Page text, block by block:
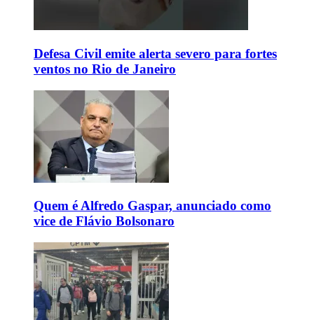
Defesa Civil emite alerta severo para fortes
ventos no Rio de Janeiro
Quem é Alfredo Gaspar, anunciado como
vice de Flávio Bolsonaro